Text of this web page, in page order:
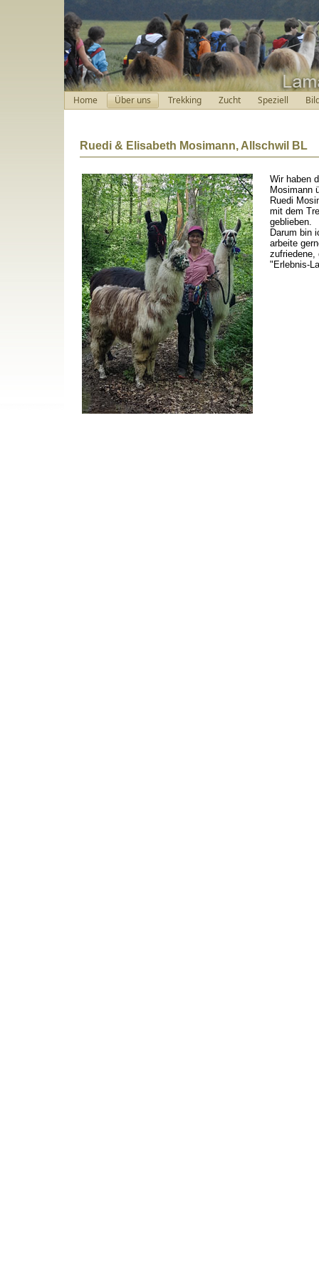
Home Über uns Trekking Zucht Speziell
Ruedi & Elisabeth Mosimann, Allschwil BL
Wir haben
Mosimann
Ruedi
mit dem
geblieben.
Darum bin
arbeite
zufriedene,
"Erlebnis-